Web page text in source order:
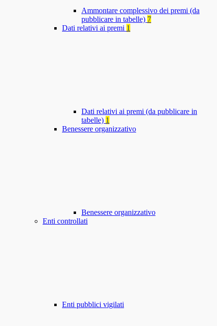
Ammontare complessivo dei premi (da
pubblicare in tabelle) 7
Dati relativi ai premi 1
Dati relativi ai premi (da pubblicare in
tabelle) 1
Benessere organizzativo
Benessere organizzativo
Enti controllati
Enti pubblici vigilati